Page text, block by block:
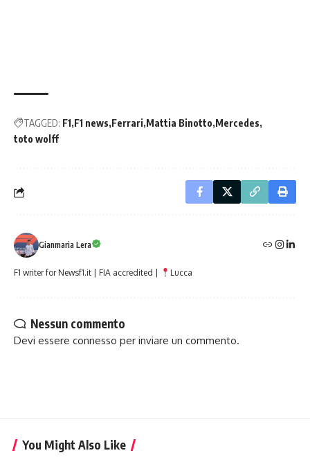
TAGGED: F1 F1 news Ferrari Mattia Binotto Mercedes
toto wolff
Gianmaria Lera
F1 writer for Newsf1.it | FIA accredited | Lucca
Nessun commento
Devi essere connesso per inviare un commento.
You Might Also Like